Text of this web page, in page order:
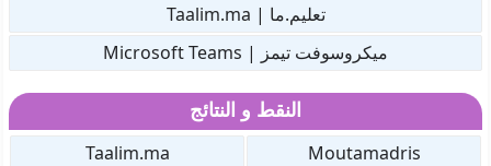
تعليم.ما | Taalim.ma
ميكروسوفت تيمز | Microsoft Teams
النقط و النتائج
Moutamadris
Taalim.ma